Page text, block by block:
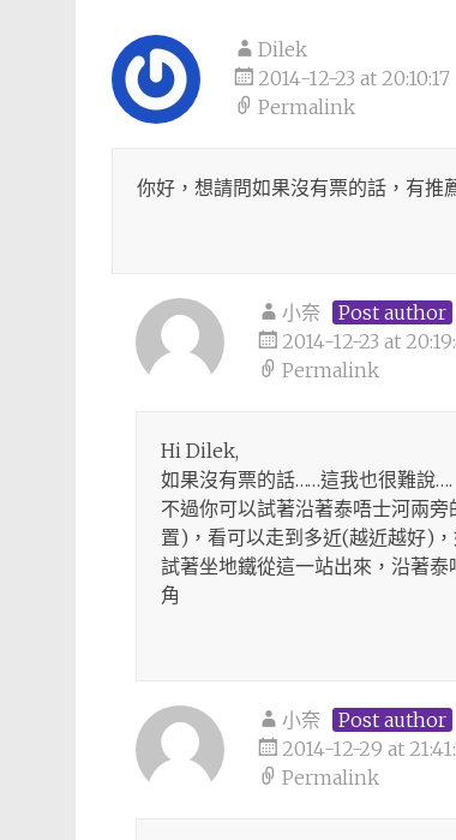
Dilek
2014-12-23 at 20:10:17
Permalink
你好，想請問如果沒有票的話，有推
小奈
Post author
2014-12-23 at
Permalink
Hi Dilek,
如果沒有票的話……這我也很難說….
不過你可以試著沿著泰唔士河兩
置)，看可以走到多近(越近越好)
試著坐地鐵從這一站出來，沿著
角
小奈
Post author
2014-12-29 at
Permalink